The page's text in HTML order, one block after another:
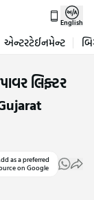
English
એન્ટરટેઈનમેન્ટ
લિફ્ટર
as a preferred
on Google